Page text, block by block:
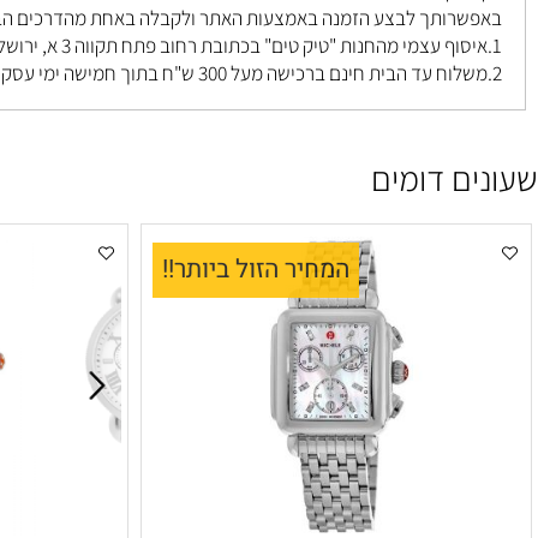
יקר
לבצע הזמנה באמצעות האתר ולקבלה באחת מהדרכים הבאות
פתח תקווה 3 א, ירושלים
דומים
המחיר הזול ביותר!!